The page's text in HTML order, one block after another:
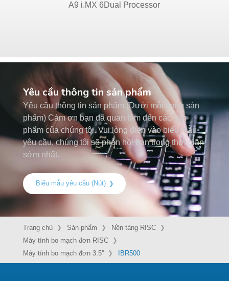
A9 i.MX 6Dual Processor
Yêu cầu thông tin sản phẩm
Yêu cầu thông tin sản phẩm (Dưới mỗi trang sản
phẩm) Cảm ơn bạn đã quan tâm đến các sản
phẩm của chúng tôi. Vui lòng điền vào biểu mẫu
yêu cầu, chúng tôi sẽ phản hồi bạn trong thời gian
sớm nhất.
Biểu mẫu yêu cầu (Nút)
Trang chủ Sản phẩm
Nền tảng RISC
Máy tính bo mạch đơn RISC
Máy tính bo mạch đơn 3.5''
IBR500